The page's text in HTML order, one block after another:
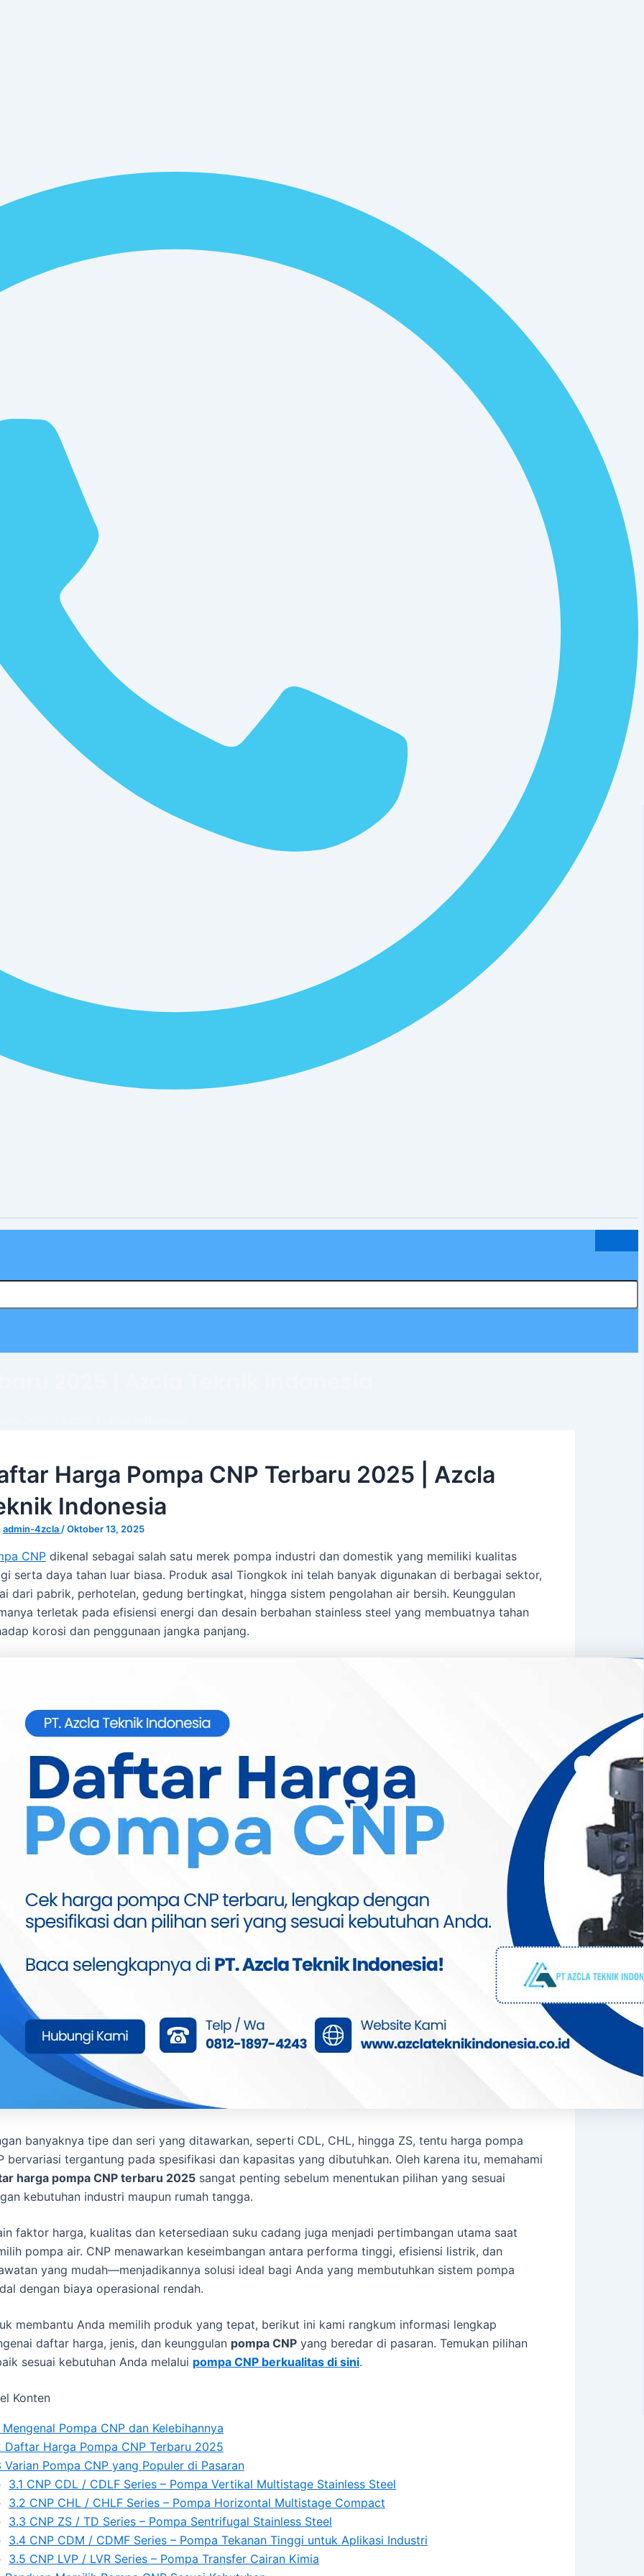
2025 | Azcla Teknik Indonesia
Harga Pompa CNP Terbaru 2025 | Azcla
Indonesia
admin-4zcla /Oktober 13, 2025
CNP dikenal sebagai salah satu merek pompa industri dan domestik yang memiliki kualitas
serta daya tahan luar biasa. Produk asal Tiongkok ini telah banyak digunakan di berbagai sektor,
dari pabrik, perhotelan, gedung bertingkat, hingga sistem pengolahan air bersih. Keunggulan
terletak pada efisiensi energi dan desain berbahan stainless steel yang membuatnya tahan
korosi dan penggunaan jangka panjang.
banyaknya tipe dan seri yang ditawarkan, seperti CDL, CHL, hingga ZS, tentu harga pompa
bervariasi tergantung pada spesifikasi dan kapasitas yang dibutuhkan. Oleh karena itu, memahami
harga pompa CNP terbaru 2025 sangat penting sebelum menentukan pilihan yang sesuai
kebutuhan industri maupun rumah tangga.
faktor harga, kualitas dan ketersediaan suku cadang juga menjadi pertimbangan utama saat
pompa air. CNP menawarkan keseimbangan antara performa tinggi, efisiensi listrik, dan
yang mudah—menjadikannya solusi ideal bagi Anda yang membutuhkan sistem pompa
dengan biaya operasional rendah.
membantu Anda memilih produk yang tepat, berikut ini kami rangkum informasi lengkap
daftar harga, jenis, dan keunggulan pompa CNP yang beredar di pasaran. Temukan pilihan
sesuai kebutuhan Anda melalui pompa CNP berkualitas di sini.
Konten
Mengenal Pompa CNP dan Kelebihannya
Daftar Harga Pompa CNP Terbaru 2025
Varian Pompa CNP yang Populer di Pasaran
3.1 CNP CDL / CDLF Series – Pompa Vertikal Multistage Stainless Steel
3.2 CNP CHL / CHLF Series – Pompa Horizontal Multistage Compact
3.3 CNP ZS / TD Series – Pompa Sentrifugal Stainless Steel
3.4 CNP CDM / CDMF Series – Pompa Tekanan Tinggi untuk Aplikasi Industri
3.5 CNP LVP / LVR Series – Pompa Transfer Cairan Kimia